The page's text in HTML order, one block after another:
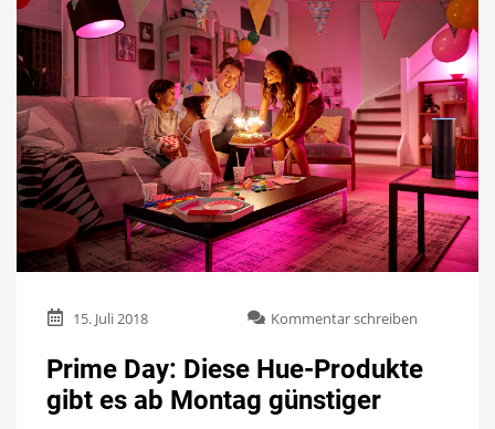
15. Juli 2018 Kommentar schreiben
Day:
Diese
Prime Day: Diese Hue-Produkte
gibt es ab Montag günstiger